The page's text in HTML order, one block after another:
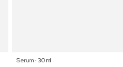
Serum ⋅ 30 ml